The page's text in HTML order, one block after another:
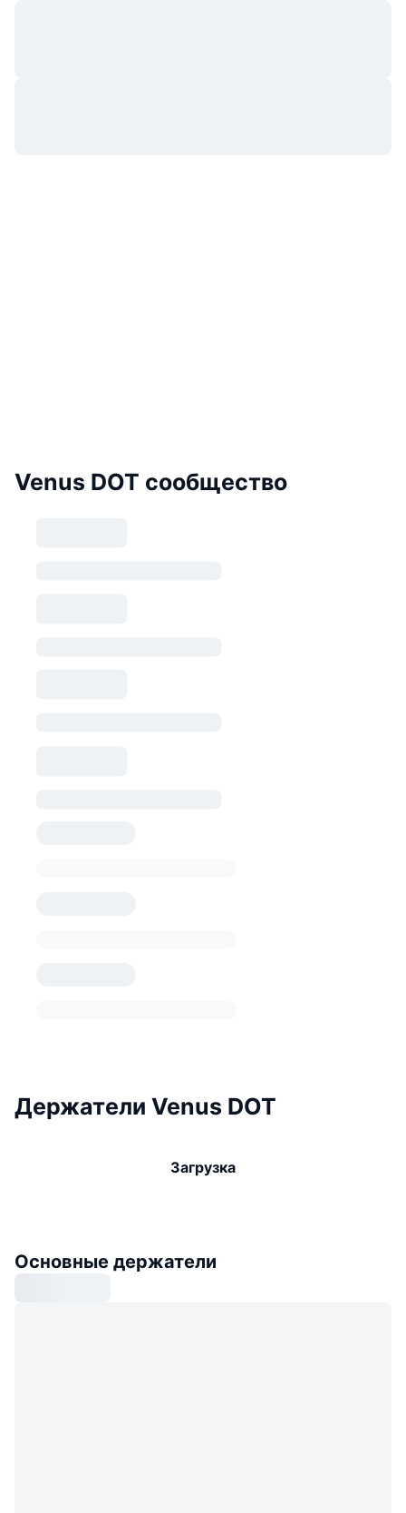
Venus DOT сообщество
Держатели Venus DOT
Загрузка
Основные держатели